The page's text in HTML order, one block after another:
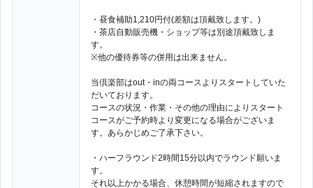
・昼食補助1,210円付(差額は頂戴致します。)
・茶店自動販売機・ショップ等は別途頂戴致しま
す。
※他の優待券等の併用は出来ません。
当倶楽部はout・inの両コースよりスタートしていた
だいております。
コースの状況・作業・その他の理由によりスタート
コースがご予約時より変更になる場合がございま
す。あらかじめご了承下さい。
・ハーフラウンド2時間15分以内でラウンド願いま
す。
それ以上かかる場合、休憩時間が短縮されますので